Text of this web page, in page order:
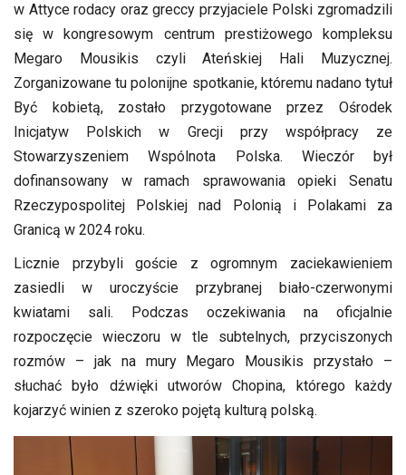
w Attyce rodacy oraz greccy przyjaciele Polski zgromadzili
się w kongresowym centrum prestiżowego kompleksu
Megaro Mousikis czyli Ateńskiej Hali Muzycznej.
Zorganizowane tu polonijne spotkanie, któremu nadano tytuł
Być kobietą, zostało przygotowane przez Ośrodek
Inicjatyw Polskich w Grecji przy współpracy ze
Stowarzyszeniem Wspólnota Polska. Wieczór był
dofinansowany w ramach sprawowania opieki Senatu
Rzeczypospolitej Polskiej nad Polonią i Polakami za
Granicą w 2024 roku.
Licznie przybyli goście z ogromnym zaciekawieniem
zasiedli w uroczyście przybranej biało-czerwonymi
kwiatami sali. Podczas oczekiwania na oficjalnie
rozpoczęcie wieczoru w tle subtelnych, przyciszonych
rozmów – jak na mury Megaro Mousikis przystało –
słuchać było dźwięki utworów Chopina, którego każdy
kojarzyć winien z szeroko pojętą kulturą polską.